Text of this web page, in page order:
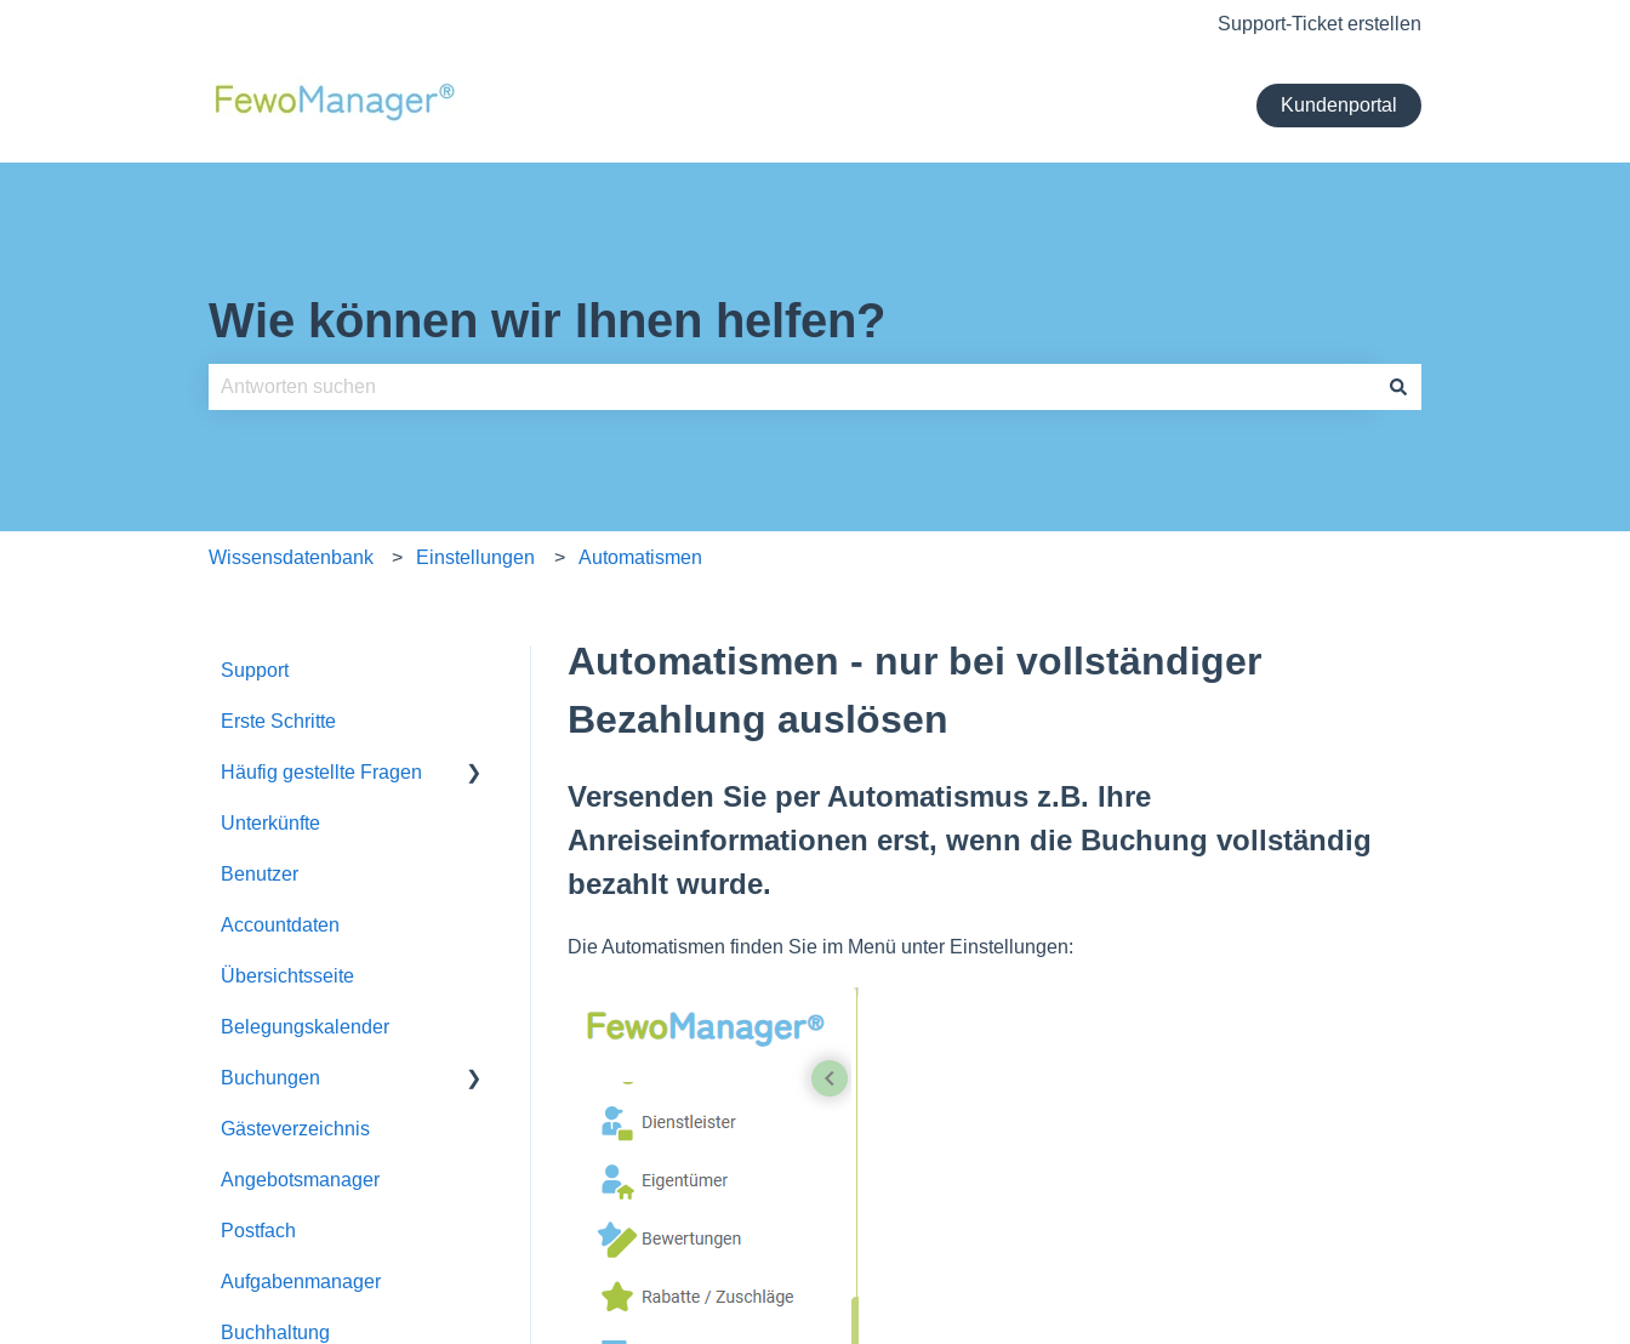
Support-Ticket erstellen
Kundenportal
Wie können wir Ihnen helfen?
Wissensdatenbank Einstellungen Automatismen
Automatismen - nur bei vollständiger
Bezahlung auslösen
Versenden Sie per Automatismus z.B. Ihre
Anreiseinformationen erst, wenn die Buchung vollständig
bezahlt wurde.
Die Automatismen finden Sie im Menü unter Einstellungen:
Support
Erste Schritte
Häufig gestellte Fragen
Account
Allgemein
Buchungen
Automatismen
Dokumente
E-Mailversand
Kalender
Unterkünfte
Homepage-Module
Rabatte
Schnittstellen
Unterkünfte
Benutzer
Accountdaten
Übersichtsseite
Belegungskalender
Buchungen
Buchungen
Reservierungen
Angebote
Gästeverzeichnis
Angebotsmanager
Postfach
Aufgabenmanager
Buchhaltung